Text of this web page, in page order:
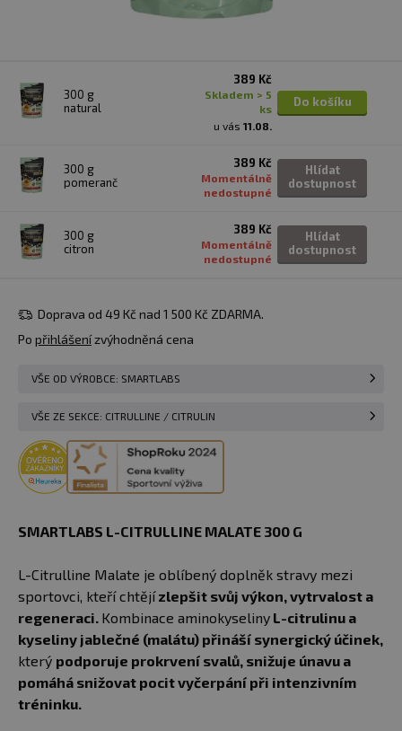
300 g
natural
389 Kč
skladem > 5
ks
u vás 11.08.
Do košíku
300 g
pomeranč
389 Kč
Momentálně
nedostupné
Hlídat
dostupnost
300 g
citron
389 Kč
Momentálně
nedostupné
Hlídat
dostupnost
Doprava od 49 Kč nad 1 500 Kč ZDARMA.
Po přihlášenízvýhodněná cena
VŠE OD VÝROBCE: SMARTLABS
VŠE ZE SEKCE: CITRULLINE / CITRULIN
SMARTLABS L-CITRULLINE MALATE 300 G
L-Citrulline Malate je oblíbený doplněk stravy mezi
sportovci, kteří chtějízlepšit svůj výkon, vytrvalost a
regeneraci. Kombinace aminokyseliny L-citrulinu a
kyseliny jablečné (malátu) přináší synergický účinek,
který podporuje prokrvení svalů, snižuje únavu a
pomáhá snižovat pocit vyčerpání při intenzivním
tréninku.